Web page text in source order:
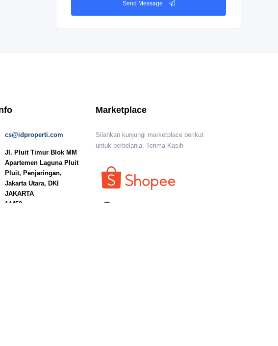
Send Message
cs@idproperti.com
Jl. Pluit Timur Blok MM
Apartemen Laguna Pluit
Pluit, Penjaringan,
Jakarta Utara, DKI
JAKARTA
14450
Marketplace
Silahkan kunjungi marketplace berikut
untuk berbelanja. Terima Kasih